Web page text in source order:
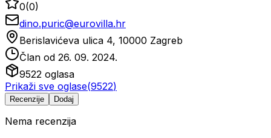
0(0)
dino.puric@eurovilla.hr
Berislavićeva ulica 4, 10000 Zagreb
Član od 26. 09. 2024.
9522 oglasa
Prikaži sve oglase(9522)
Recenzije Dodaj
Nema recenzija